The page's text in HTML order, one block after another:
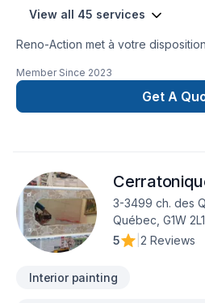
View all 45 services
Reno-Action met à votre
Peinture extérieur, Plancher, Salle
de plancher, Tirage de joint pour
Lanaudière,Laval,Montréal. Grâce
projet. Notre engagement est
d'exception, centré sur vos
Member Since 2023
Get A
3-3499 ch. des
Québec, G1W 2L1
5
2 Reviews
Interior painting